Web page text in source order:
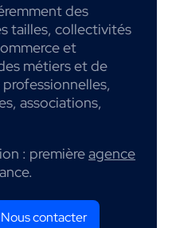
des
tailles, collectivités
et
métiers et de
associations,
: premièreagence
Nous contacter